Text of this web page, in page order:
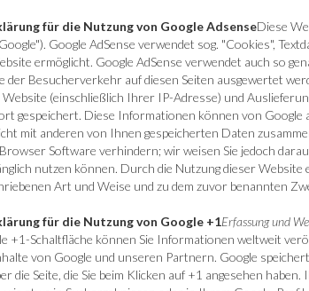
für die Nutzung von Google AdsenseDiese
Google AdSense verwendet sog. "Cookies",
ermöglicht. Google AdSense verwendet auch so
der Besucherverkehr auf diesen Seiten ausgewertet
(einschließlich Ihrer IP-Adresse) und
gespeichert. Diese Informationen können von
mit anderen von Ihnen gespeicherten Daten
Software verhindern; wir weisen Sie jedoch
nutzen können. Durch die Nutzung dieser
Art und Weise und zu dem zuvor benannten
für die Nutzung von Google +1Erfassung und
+1-Schaltfläche können Sie Informationen weltweit
von Google und unseren Partnern. Google
die Seite, die Sie beim Klicken auf +1 angesehen